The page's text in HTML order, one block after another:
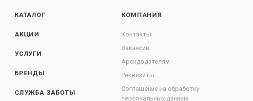
КАТАЛОГ
АКЦИИ
УСЛУГИ
БРЕНДЫ
СЛУЖБА ЗАБОТЫ
КОМПАНИЯ
Контакты
Вакансии
Арендодателям
Реквизиты
Соглашение на обработку
персональных данных